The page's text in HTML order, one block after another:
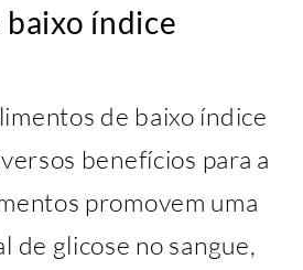
índice
de baixo índice
benefícios para a
promovem uma
de glicose no sangue,